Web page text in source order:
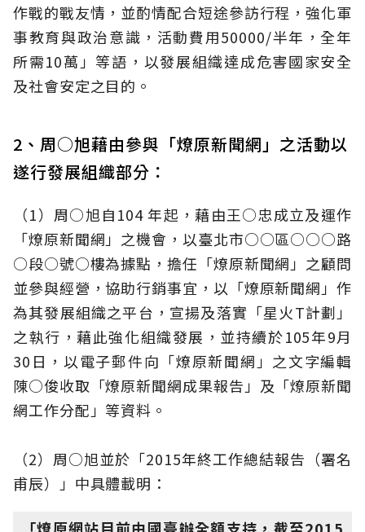
作戰的戰友情，並酌情配合短途參訪行程，強化軍
事教育與政治意識，活動費用50000/半年，全年
所需10萬」等語，以發展組織達成危害國家安全
及社會安定之目的。
2、周○旭藉由參與「燎原新聞網」之活動以
遂行發展組織部分：
（1）周○旭自104 年起，藉由王○忠成立及運作
「燎原新聞網」之機會，以臺北市○○區○○○路
○段○號○樓為據點，擔任「燎原新聞網」之顧問
並參與經營，協助行銷事宜，以「燎原新聞網」作
為其發展組織之平台，宣揚及落實「星火T計劃」
之執行，藉此強化組織發展，並持續於105年9月
30日，以電子郵件向「燎原新聞網」之文字編輯
陳○俊收取「燎原新聞網成果報告」及「燎原新聞
網工作分配」等資料。
（2）周○旭並於「2015年終工作總結報告（署名
甫辰）」中具體載明：